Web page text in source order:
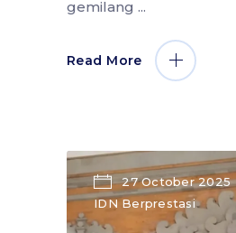
gemilang
Read More
27 October 2025
IDN Berprestasi